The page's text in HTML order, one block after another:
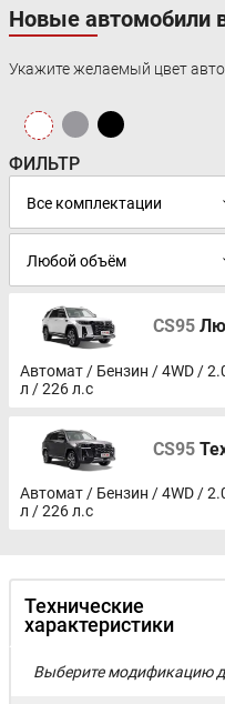
Новые автомобили
Укажите желаемый цвет
ФИЛЬТР
CS95
Автомат / Бензин / 4WD /
л / 226 л.с
CS95
Автомат / Бензин / 4WD /
л / 226 л.с
Технические
характеристики
Выберите модификацию